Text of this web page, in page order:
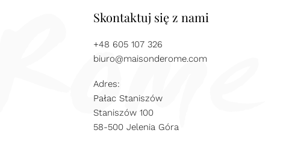
Skontaktuj się z nami
+48 605 107 326
biuro@maisonderome.com
Adres:
Pałac Staniszów
Staniszów 100
58-500 Jelenia Góra